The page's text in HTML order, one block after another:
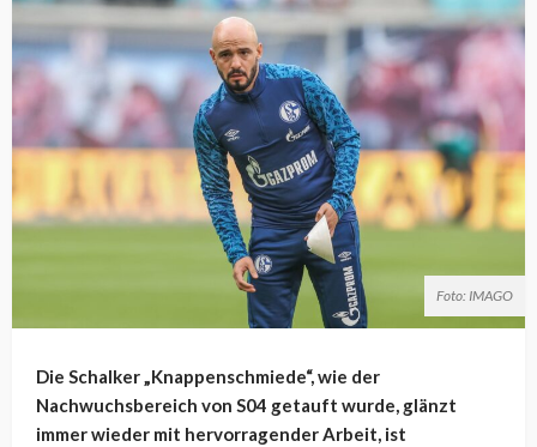
Foto: IMAGO
Die Schalker „Knappenschmiede“, wie der
Nachwuchsbereich von S04 getauft wurde, glänzt
immer wieder mit hervorragender Arbeit, ist